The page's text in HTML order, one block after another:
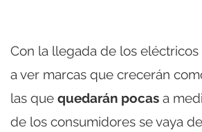
Con la llegada de los
a ver marcas que crecerán
las que quedarán pocas a
de los consumidores se vaya